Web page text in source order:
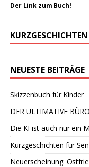
Der Link zum Buch!
NEUESTE BEITRÄGE
Skizzenbuch für Kinder
DER ULTIMATIVE
Die KI ist auch nur ein
Kurzgeschichten für
Neuerscheinung: